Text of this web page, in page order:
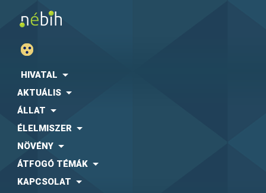
HIVATAL
AKTUÁLIS
ÁLLAT
ÉLELMISZER
NÖVÉNY
ÁTFOGÓ TÉMÁK
KAPCSOLAT